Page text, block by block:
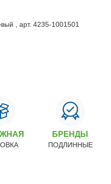
БРЕНДЫ
ПОДЛИННЫЕ